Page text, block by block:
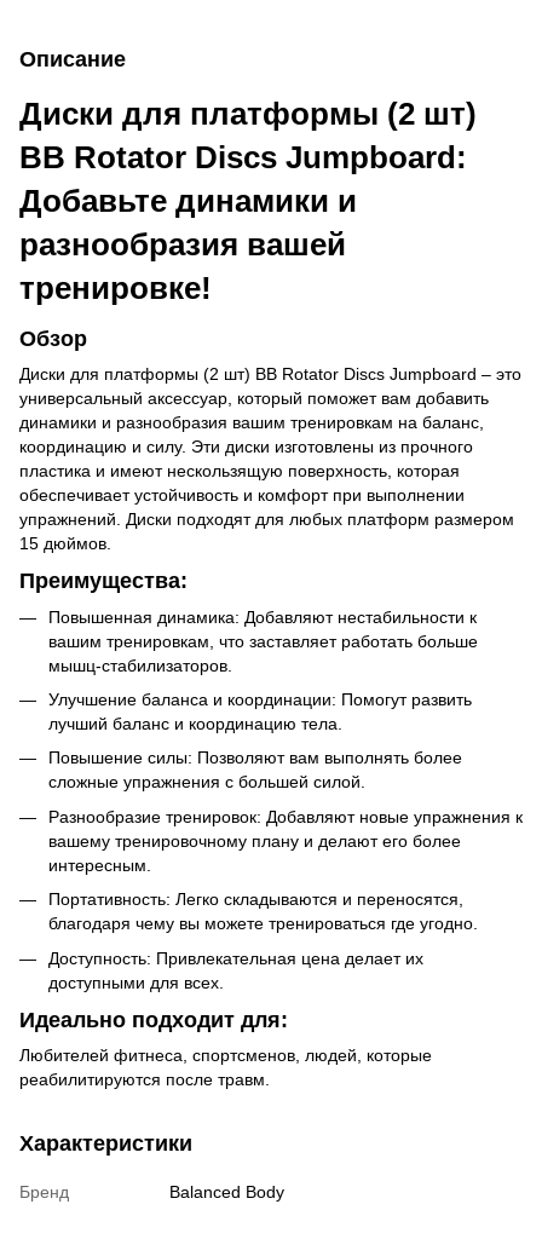
Описание
Диски для платформы (2 шт)
BB Rotator Discs Jumpboard:
Добавьте динамики и
разнообразия вашей
тренировке!
Обзор
Диски для платформы (2 шт) BB Rotator Discs Jumpboard – это
универсальный аксессуар, который поможет вам добавить
динамики и разнообразия вашим тренировкам на баланс,
координацию и силу. Эти диски изготовлены из прочного
пластика и имеют нескользящую поверхность, которая
обеспечивает устойчивость и комфорт при выполнении
упражнений. Диски подходят для любых платформ размером
15 дюймов.
Преимущества:
Повышенная динамика: Добавляют нестабильности к
вашим тренировкам, что заставляет работать больше
мышц-стабилизаторов.
Улучшение баланса и координации: Помогут развить
лучший баланс и координацию тела.
Повышение силы: Позволяют вам выполнять более
сложные упражнения с большей силой.
Разнообразие тренировок: Добавляют новые упражнения к
вашему тренировочному плану и делают его более
интересным.
Портативность: Легко складываются и переносятся,
благодаря чему вы можете тренироваться где угодно.
Доступность: Привлекательная цена делает их
доступными для всех.
Идеально подходит для:
Любителей фитнеса, спортсменов, людей, которые
реабилитируются после травм.
Характеристики
Бренд Balanced Body